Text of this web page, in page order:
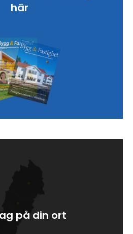
här
på din ort